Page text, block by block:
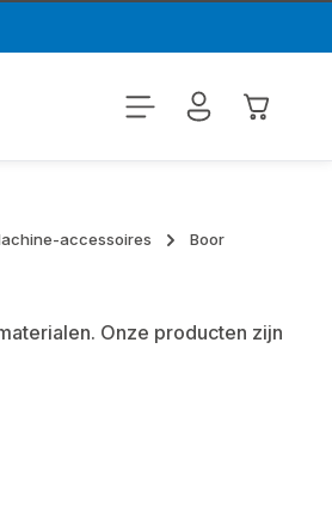
accessoires Boor
Onze producten zijn